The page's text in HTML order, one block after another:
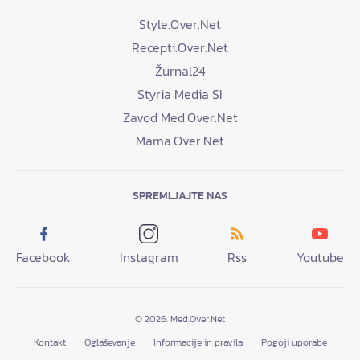
Style.Over.Net
Recepti.Over.Net
Žurnal24
Styria Media SI
Zavod Med.Over.Net
Mama.Over.Net
SPREMLJAJTE NAS
Facebook Instagram Rss Youtube
© 2026. Med.Over.Net
Kontakt
Oglaševanje Informacije in pravila
Pogoji uporabe